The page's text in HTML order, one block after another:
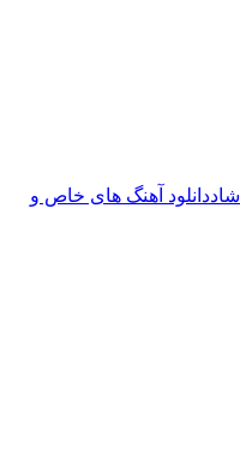
دانلود آهنگ های خاص و